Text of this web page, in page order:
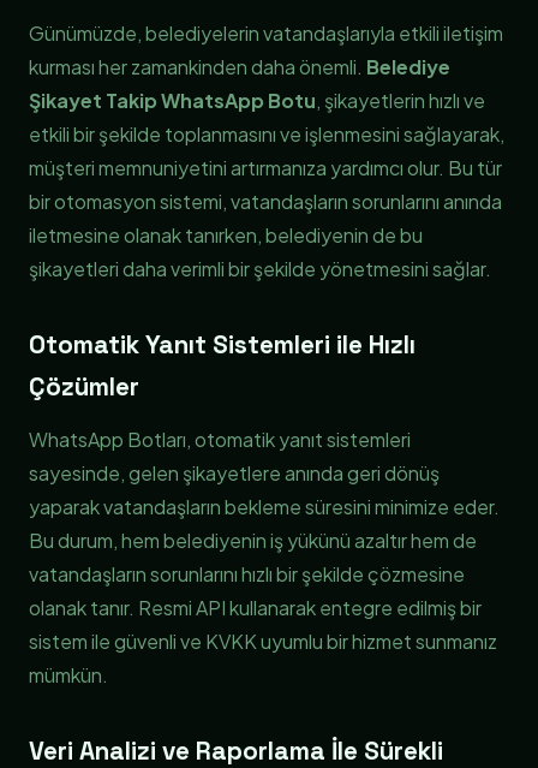
Günümüzde, belediyelerin vatandaşlarıyla etkili iletişim
kurması her zamankinden daha önemli. Belediye
Şikayet Takip WhatsApp Botu, şikayetlerin hızlı ve
etkili bir şekilde toplanmasını ve işlenmesini sağlayarak,
müşteri memnuniyetini artırmanıza yardımcı olur. Bu tür
bir otomasyon sistemi, vatandaşların sorunlarını anında
iletmesine olanak tanırken, belediyenin de bu
şikayetleri daha verimli bir şekilde yönetmesini sağlar.
Otomatik Yanıt Sistemleri ile Hızlı
Çözümler
WhatsApp Botları, otomatik yanıt sistemleri
sayesinde, gelen şikayetlere anında geri dönüş
yaparak vatandaşların bekleme süresini minimize eder.
Bu durum, hem belediyenin iş yükünü azaltır hem de
vatandaşların sorunlarını hızlı bir şekilde çözmesine
olanak tanır. Resmi API kullanarak entegre edilmiş bir
sistem ile güvenli ve KVKK uyumlu bir hizmet sunmanız
mümkün.
Veri Analizi ve Raporlama İle Sürekli